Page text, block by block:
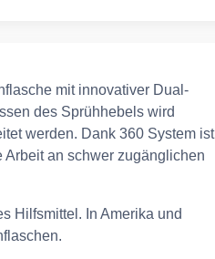
mit innovativer Dual-
des Sprühhebels wird
werden. Dank 360 System ist
an schwer zugänglichen
Hilfsmittel. In Amerika und